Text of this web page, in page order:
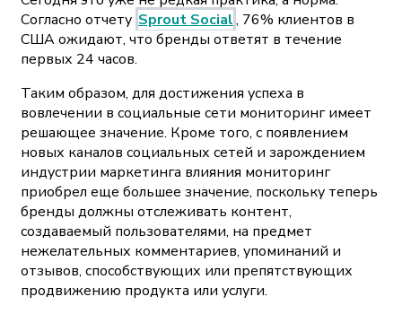
Согласно отчету Sprout Social, 76% клиентов в
США ожидают, что бренды ответят в течение
первых 24 часов.
Таким образом, для достижения успеха в
вовлечении в социальные сети мониторинг имеет
решающее значение. Кроме того, с появлением
новых каналов социальных сетей и зарождением
индустрии маркетинга влияния мониторинг
приобрел еще большее значение, поскольку теперь
бренды должны отслеживать контент,
создаваемый пользователями, на предмет
нежелательных комментариев, упоминаний и
отзывов, способствующих или препятствующих
продвижению продукта или услуги.